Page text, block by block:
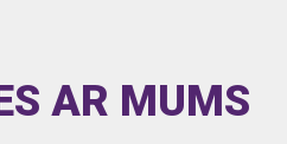
AR MUMS